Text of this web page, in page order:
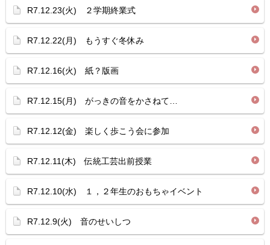
R7.12.23(火) ２学期終業式
R7.12.22(月) もうすぐ冬休み
R7.12.16(火) 紙？版画
R7.12.15(月) がっきの音をかさねて…
R7.12.12(金) 楽しく歩こう会に参加
R7.12.11(木) 伝統工芸出前授業
R7.12.10(水) １，２年生のおもちゃイベント
R7.12.9(火) 音のせいしつ